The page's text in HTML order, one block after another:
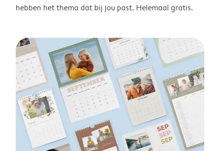
hebben het thema dat bij jou past. Helemaal gratis.